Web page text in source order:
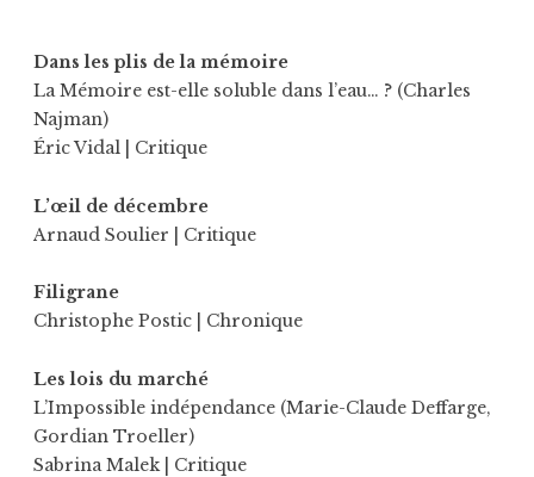
Dans les plis de la mémoire
La Mémoire est-elle soluble dans l’eau… ? (Charles
Najman)
Éric Vidal | Critique
L’œil de décembre
Arnaud Soulier | Critique
Filigrane
Christophe Postic | Chronique
Les lois du marché
L’Impossible indépendance (Marie-Claude Deffarge,
Gordian Troeller)
Sabrina Malek | Critique